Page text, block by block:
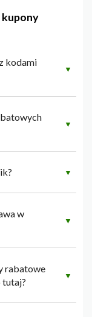
kupony
kodami
▼
▼
▼
w
▼
rabatowe
tutaj?
▼